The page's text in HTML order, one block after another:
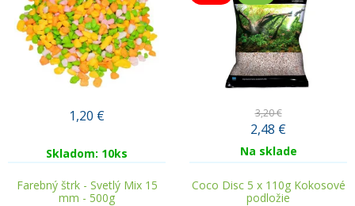
1,20 €
Skladom: 10ks
3,20 €
2,48 €
Na sklade
Farebný štrk - Svetlý Mix 15
mm - 500g
Coco Disc 5 x 110g Kokosové
podložie